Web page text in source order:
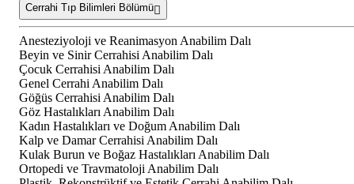
Cerrahi Tıp Bilimleri Bölümü
Anesteziyoloji ve Reanimasyon Anabilim Dalı
Beyin ve Sinir Cerrahisi Anabilim Dalı
Çocuk Cerrahisi Anabilim Dalı
Genel Cerrahi Anabilim Dalı
Göğüs Cerrahisi Anabilim Dalı
Göz Hastalıkları Anabilim Dalı
Kadın Hastalıkları ve Doğum Anabilim Dalı
Kalp ve Damar Cerrahisi Anabilim Dalı
Kulak Burun ve Boğaz Hastalıkları Anabilim Dalı
Ortopedi ve Travmatoloji Anabilim Dalı